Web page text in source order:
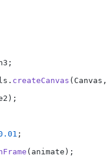
createCanvas (Canvas,
;
(animate);